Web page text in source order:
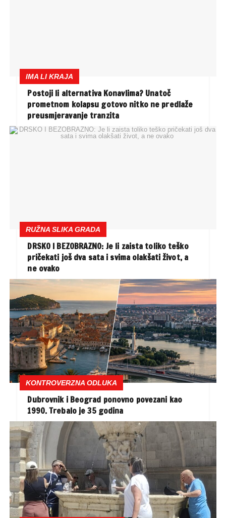
IMA LI KRAJA
Postoji li alternativa Konavlima? Unatoč
prometnom kolapsu gotovo nitko ne predlaže
preusmjeravanje tranzita
RUŽNA SLIKA GRADA
DRSKO I BEZOBRAZNO: Je li zaista toliko teško
pričekati još dva sata i svima olakšati život, a
ne ovako
KONTROVERZNA ODLUKA
Dubrovnik i Beograd ponovno povezani kao
1990. Trebalo je 35 godina